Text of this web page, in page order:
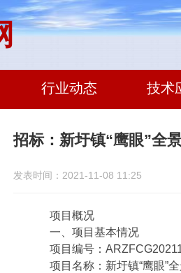
行业动态 技术
招标：新圩镇“鹰眼”全
发表时间：2021-11-08 11:25
项目概况
一、项目基本情况
项目编号：
项目名称：新圩镇“鹰眼”全